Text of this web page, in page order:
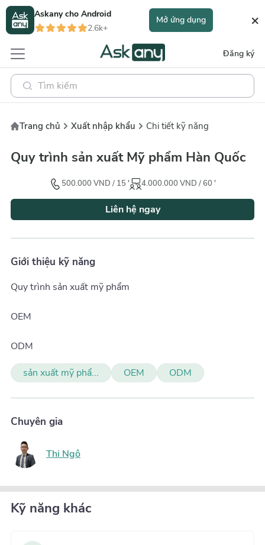
Askany cho Android
2.6k+
Mở ứng dụng ×
Đăng ký
Trang chủ Xuất nhập khẩu Chi tiết kỹ năng
Quy trình sản xuất Mỹ phẩm Hàn Quốc
500.000 VND / 15' 4.000.000 VND /60 '
Liên hệ ngay
Giới thiệu kỹ năng
Quy trình sản xuất mỹ phẩm
OEM
ODM
sản xuất mỹ phẩ... OEM ODM
Chuyên gia
Thi Ngô
Kỹ năng khác